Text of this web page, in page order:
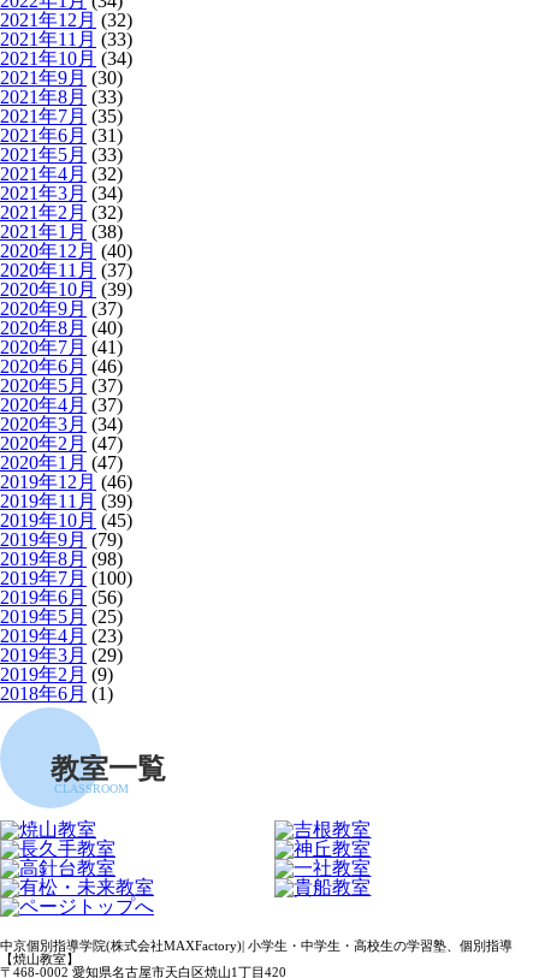
2021年12月 (32)
2021年11月 (33)
2021年10月 (34)
2021年9月 (30)
2021年8月 (33)
2021年7月 (35)
2021年6月 (31)
2021年5月 (33)
2021年4月 (32)
2021年3月 (34)
2021年2月 (32)
2021年1月 (38)
2020年12月 (40)
2020年11月 (37)
2020年10月 (39)
2020年9月 (37)
2020年8月 (40)
2020年7月 (41)
2020年6月 (46)
2020年5月 (37)
2020年4月 (37)
2020年3月 (34)
2020年2月 (47)
2020年1月 (47)
2019年12月 (46)
2019年11月 (39)
2019年10月 (45)
2019年9月 (79)
2019年8月 (98)
2019年7月 (100)
2019年6月 (56)
2019年5月 (25)
2019年4月 (23)
2019年3月 (29)
2019年2月 (9)
2018年6月 (1)
教室一覧
CLASSROOM
中京個別指導学院(株式会社MAXFactory)| 小学生・中学生・高校生の学習塾、個別指導
【焼山教室】
〒468-0002 愛知県名古屋市天白区焼山1丁目420